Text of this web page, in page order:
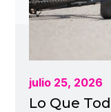
julio 25, 2026
Lo Que